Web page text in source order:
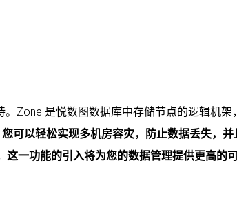
Zone 是悦数图数据库中存储节点的逻辑机架
可以轻松实现多机房容灾，防止数据丢失，并
一功能的引入将为您的数据管理提供更高的